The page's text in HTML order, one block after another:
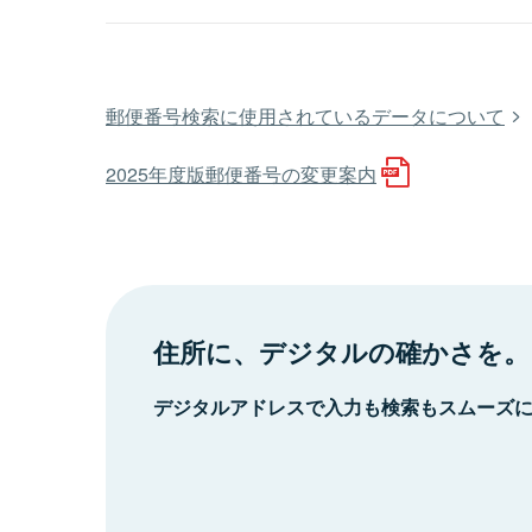
郵便番号検索に使用されているデータについて
2025年度版郵便番号の変更案内
住所に、デジタルの確かさを。
デジタルアドレスで入力も検索もスムーズ